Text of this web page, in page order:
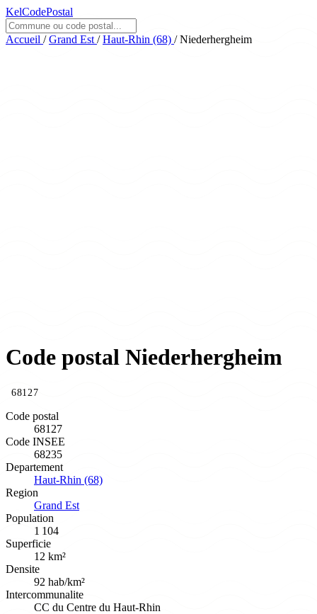
KelCodePostal
Accueil / Grand Est / Haut-Rhin (68) / Niederhergheim
Code postal Niederhergheim
68127
Code postal
68127
Code INSEE
68235
Departement
Haut-Rhin (68)
Region
Grand Est
Population
1 104
Superficie
12 km²
Densite
92 hab/km²
Intercommunalite
CC du Centre du Haut-Rhin